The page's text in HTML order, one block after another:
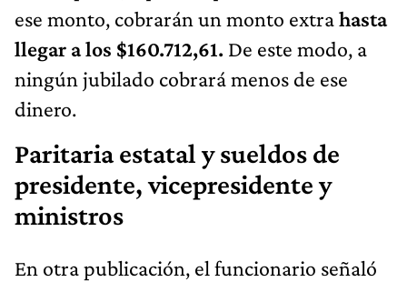
ese monto, cobrarán un monto extrahasta
llegar a los $160.712,61. De este modo, a
ningún jubilado cobrará menos de ese
dinero.
Paritaria estatal y sueldos de
presidente, vicepresidente y
ministros
En otra publicación, el funcionario señaló